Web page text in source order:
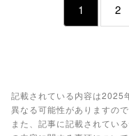
1 2
記載されている内容は2025
異なる可能性がありますの
また、記事に記載されてい